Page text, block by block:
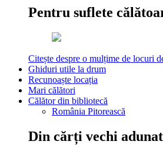
Pentru suflete
Citește despre o mulțime de locuri
Ghiduri utile la drum
Recunoaște locația
Mari călători
Călător din bibliotecă
România Pitorească
Din cărți vechi